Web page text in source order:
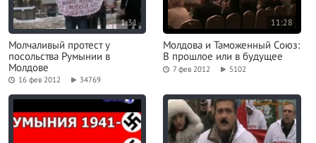
1:31
Молчаливый протест у
посольства Румынии в
Молдове
16 фев 2012 34769
11:28
Молдова и Таможенный Союз:
В прошлое или в будущее
7 фев 2012 5102